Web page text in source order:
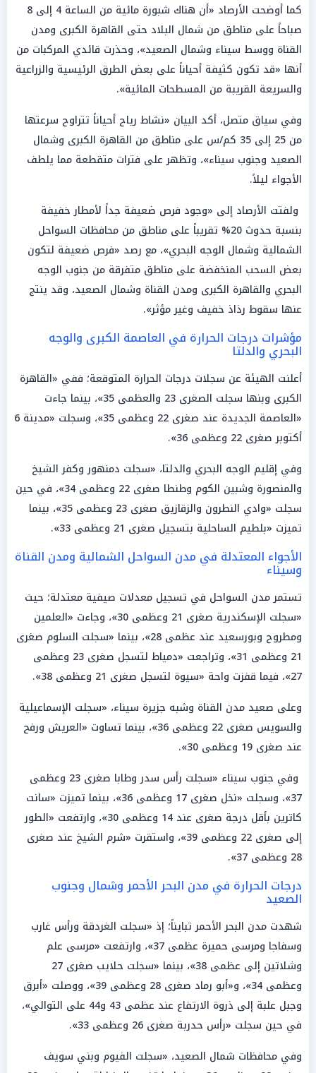
كما أوضحت الأرصاد «أن هناك شبورة مائية من الساعة 4 إلى 8
صباحاً على مناطق من شمال البلاد حتى القاهرة الكبرى ومدن
القناة ووسط سيناء وشمال الصعيد»، وحذرت قائدي المركبات من
أنها «قد تكون كثيفة أحياناً على بعض الطرق الرئيسية والزراعية
والسريعة القريبة من المسطحات المائية».
وفي سياق متصل، أكد البيان «نشاط رياح أحياناً تتراوح سرعتها
من 25 إلى 35 كم/س على مناطق من القاهرة الكبرى وشمال
الصعيد وجنوب سيناء»، وتظهر على فترات متقطعة مما يلطف
الأجواء ليلاً.
ولفتت الأرصاد إلى «وجود فرص ضعيفة جداً لأمطار خفيفة
بنسبة حدوث 20% تقريباً على مناطق من محافظات السواحل
الشمالية وشمال الوجه البحري»، مع رصد «فرص ضعيفة لتكون
بعض السحب المنخفضة على مناطق متفرقة من جنوب الوجه
البحري والقاهرة الكبرى ومدن القناة وشمال الصعيد، وقد ينتج
عنها سقوط رذاذ خفيف وغير مؤثر».
مؤشرات درجات الحرارة في العاصمة الكبرى والوجه
البحري والدلتا
أعلنت الهيئة عن سجلات درجات الحرارة المتوقعة؛ ففي «القاهرة
الكبرى وبنها سجلت الصغرى 23 والعظمى 35»، بينما جاءت
«العاصمة الجديدة عند صغرى 22 وعظمى 35»، وسجلت «مدينة 6
أكتوبر صغرى 22 وعظمى 36».
وفي إقليم الوجه البحري والدلتا، «سجلت دمنهور وكفر الشيخ
والمنصورة وشبين الكوم وطنطا صغرى 22 وعظمى 34»، في حين
سجلت «وادي النطرون والزقازيق صغرى 23 وعظمى 35»، بينما
تميزت «بلطيم الساحلية بتسجيل صغرى 21 وعظمى 33».
الأجواء المعتدلة في مدن السواحل الشمالية ومدن القناة
وسيناء
تستمر مدن السواحل في تسجيل معدلات صيفية معتدلة؛ حيث
«سجلت الإسكندرية صغرى 21 وعظمى 30»، وجاءت «العلمين
ومطروح وبورسعيد عند عظمى 28»، بينما «سجلت السلوم صغرى
21 وعظمى 31»، وتراجعت «دمياط لتسجل صغرى 23 وعظمى
27»، فيما قفزت واحة «سيوة لتسجل صغرى 21 وعظمى 38».
وعلى صعيد مدن القناة وشبه جزيرة سيناء، «سجلت الإسماعيلية
والسويس صغرى 22 وعظمى 36»، بينما تساوت «العريش ورفح
عند صغرى 19 وعظمى 30».
وفي جنوب سيناء «سجلت رأس سدر وطابا صغرى 23 وعظمى
37»، وسجلت «نخل صغرى 17 وعظمى 36»، بينما تميزت «سانت
كاترين بأقل درجة صغرى عند 14 وعظمى 30»، وارتفعت «الطور
إلى صغرى 22 وعظمى 39»، واستقرت «شرم الشيخ عند صغرى
28 وعظمى 37».
درجات الحرارة في مدن البحر الأحمر وشمال وجنوب
الصعيد
شهدت مدن البحر الأحمر تبايناً؛ إذ «سجلت الغردقة ورأس غارب
وسفاجا ومرسى حميرة عظمى 37»، وارتفعت «مرسى علم
وشلاتين إلى عظمى 38»، بينما «سجلت حلايب صغرى 27
وعظمى 34»، و«أبو رماد صغرى 28 وعظمى 39»، ووصلت «أبرق
وجبل علبة إلى ذروة الارتفاع عند عظمى 43 و44 على التوالي»،
في حين سجلت «رأس حدربة صغرى 26 وعظمى 33».
وفي محافظات شمال الصعيد، «سجلت الفيوم وبني سويف